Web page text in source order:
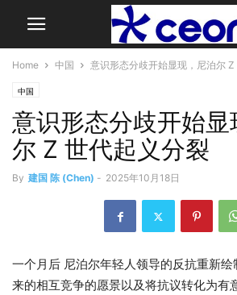
Home 中国 意识形态分歧开始显现，尼泊尔 Z
中国
意识形态分歧开始显
尔 Z 世代起义分裂
By 建国 陈 (Chen) - 2025年10月18日
一个月后 尼泊尔年轻人领导的反抗重新
来的相互竞争的愿景以及将抗议转化为有